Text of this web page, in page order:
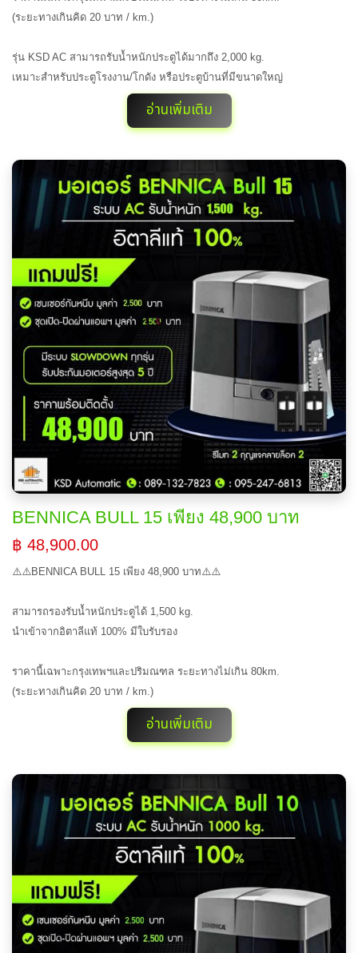
(ระยะทางเกินคิด 20 บาท / km.)
รุ่น KSD AC สามารถรับน้ำหนักประตูได้มากถึง 2,000 kg.
เหมาะสำหรับประตูโรงงาน/โกดัง หรือประตูบ้านที่มีขนาดใหญ่
อ่านเพิ่มเติม
BENNICA BULL 15 เพียง 48,900 บาท
฿ 48,900.00
⚠️⚠️BENNICA BULL 15 เพียง 48,900 บาท⚠️⚠️
สามารถรองรับน้ำหนักประตูได้ 1,500 kg.
นำเข้าจากอิตาลีแท้ 100% มีใบรับรอง
ราคานี้เฉพาะกรุงเทพฯและปริมณฑล ระยะทางไม่เกิน 80km.
(ระยะทางเกินคิด 20 บาท / km.)
อ่านเพิ่มเติม